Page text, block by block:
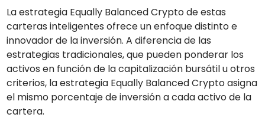
La estrategia Equally Balanced Crypto de estas
carteras inteligentes ofrece un enfoque distinto e
innovador de la inversión. A diferencia de las
estrategias tradicionales, que pueden ponderar los
activos en función de la capitalización bursátil u otros
criterios, la estrategia Equally Balanced Crypto asigna
el mismo porcentaje de inversión a cada activo de la
cartera.